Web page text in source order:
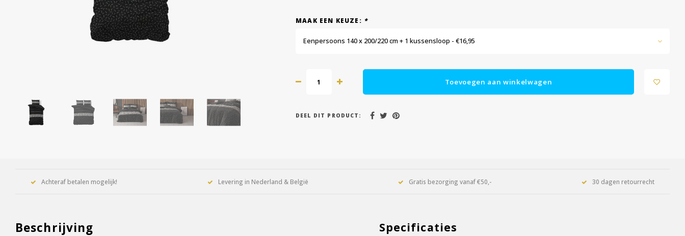
MAAK EEN KEUZE: *
Eenpersoons 140 x 200/220 cm + 1 kussensloop - €16,95
Toevoegen aan winkelwagen
DEEL DIT PRODUCT:
Achteraf betalen mogelijk! Levering in Nederland & België Gratis bezorging vanaf €50,- 30 dagen retourrecht
Beschrijving Specificaties